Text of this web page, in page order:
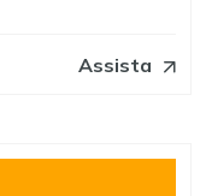
Assista